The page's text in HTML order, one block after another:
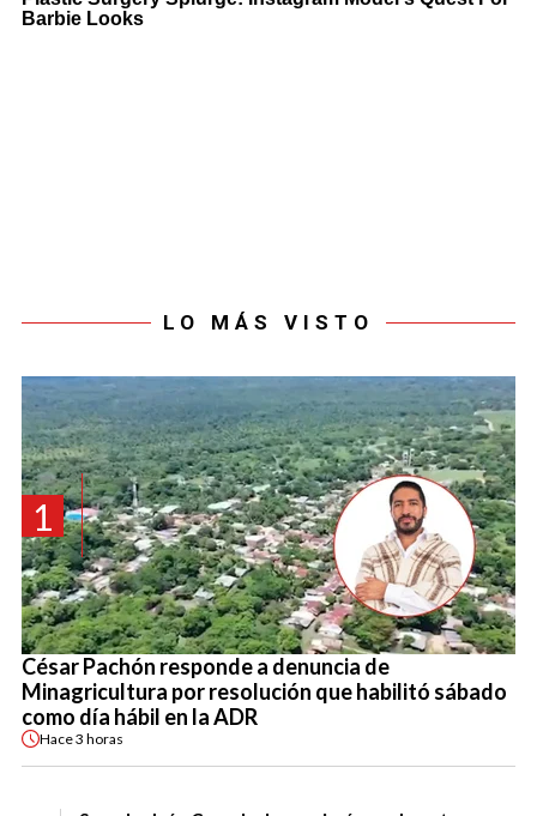
LO MÁS VISTO
1
César Pachón responde a denuncia de
Minagricultura por resolución que habilitó sábado
como día hábil en la ADR
Hace3 horas